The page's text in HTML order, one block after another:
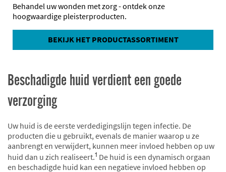
Behandel uw wonden met zorg - ontdek onze
hoogwaardige pleisterproducten.
BEKIJK HET PRODUCTASSORTIMENT
Beschadigde huid verdient een goede
verzorging
Uw huid is de eerste verdedigingslijn tegen infectie. De
producten die u gebruikt, evenals de manier waarop u ze
aanbrengt en verwijdert, kunnen meer invloed hebben op uw
huid dan u zich realiseert.1 De huid is een dynamisch orgaan
en beschadigde huid kan een negatieve invloed hebben op